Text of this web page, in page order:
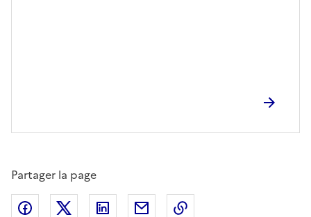
Partager la page
Partager sur Facebook
Partager sur X (anciennement Twitter)
Partager sur LinkedIn
Partager par email